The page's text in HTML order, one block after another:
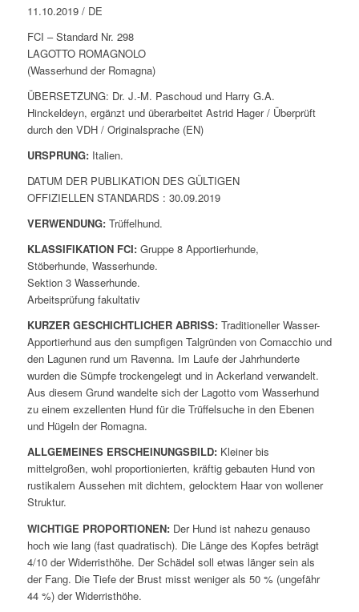
11.10.2019 / DE
FCI – Standard Nr. 298
LAGOTTO ROMAGNOLO
(Wasserhund der Romagna)
ÜBERSETZUNG: Dr. J.-M. Paschoud und Harry G.A.
Hinckeldeyn, ergänzt und überarbeitet Astrid Hager / Überprüft
durch den VDH / Originalsprache (EN)
URSPRUNG:Italien.
DATUM DER PUBLIKATION DES GÜLTIGEN
OFFIZIELLEN STANDARDS : 30.09.2019
VERWENDUNG:Trüffelhund.
KLASSIFIKATION FCI:Gruppe 8 Apportierhunde,
Stöberhunde, Wasserhunde.
Sektion 3 Wasserhunde.
Arbeitsprüfung fakultativ
KURZER GESCHICHTLICHER ABRISS:Traditioneller Wasser-
Apportierhund aus den sumpfigen Talgründen von Comacchio und
den Lagunen rund um Ravenna. Im Laufe der Jahrhunderte
wurden die Sümpfe trockengelegt und in Ackerland verwandelt.
Aus diesem Grund wandelte sich der Lagotto vom Wasserhund
zu einem exzellenten Hund für die Trüffelsuche in den Ebenen
und Hügeln der Romagna.
ALLGEMEINES ERSCHEINUNGSBILD:Kleiner bis
mittelgroßen, wohl proportionierten, kräftig gebauten Hund von
rustikalem Aussehen mit dichtem, gelocktem Haar von wollener
Struktur.
WICHTIGE PROPORTIONEN:Der Hund ist nahezu genauso
hoch wie lang (fast quadratisch). Die Länge des Kopfes beträgt
4/10 der Widerristhöhe. Der Schädel soll etwas länger sein als
der Fang. Die Tiefe der Brust misst weniger als 50 % (ungefähr
44 %) der Widerristhöhe.